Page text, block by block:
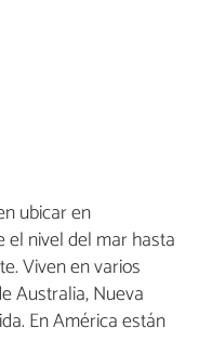
ubicar en
el nivel del mar hasta
Viven en varios
Australia, Nueva
En América están